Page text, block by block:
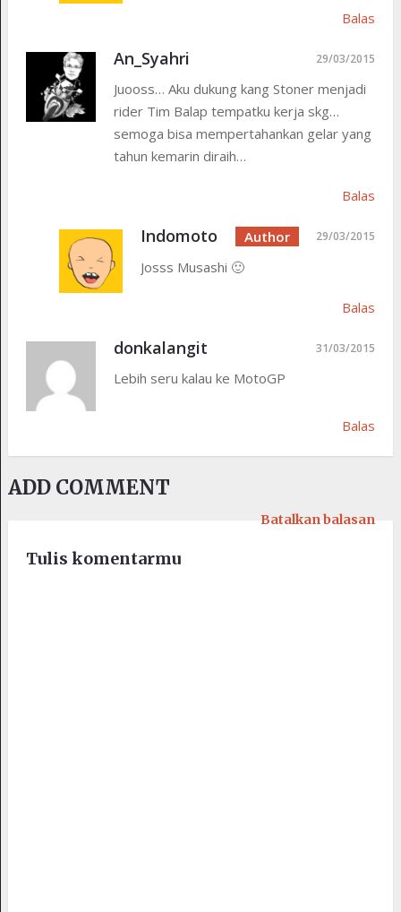
Balas
An_Syahri 29/03/2015
Juooss… Aku dukung kang Stoner menjadi
rider Tim Balap tempatku kerja skg…
semoga bisa mempertahankan gelar yang
tahun kemarin diraih…
Balas
Indomoto 29/03/2015
Josss Musashi 🙂
Balas
donkalangit 31/03/2015
Lebih seru kalau ke MotoGP
Balas
ADD COMMENT
Tulis komentarmu
Batalkan balasan